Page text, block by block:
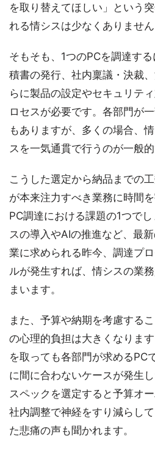
を取り替えてほしい」という
れる情シスは少なくありません
そもそも、1つのPCを調達す
積書の発行、社内稟議・決裁
らに製品の設定やセキュリテ
ロセスが必要です。各部門が
もありますが、多くの場合、
スを一気通貫で行うのが一般的
こうした選定から納品までの
が本来注力すべき業務に時間
PC調達における課題の1つで
スの導入やAIの推進など、最
業に求められる昨今、調達プ
ルが発生すれば、情シスの業
まいます。
また、予算や納期を考慮する
の心理的負担は大きくなりま
を取っても各部門が求めるPC
に間に合わないケースが発生
スペックを選定すると予算オ
社内調整で神経をすり減らし
た悲痛の声も聞かれます。